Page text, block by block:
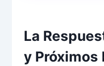
La
y Próximos